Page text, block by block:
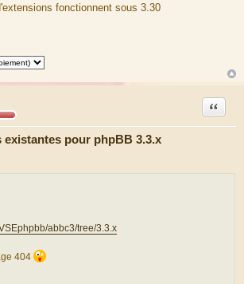
fonctionnent sous 3.30
existantes pour phpBB 3.3.x
Citation
abbc3/tree/3.3.x
404